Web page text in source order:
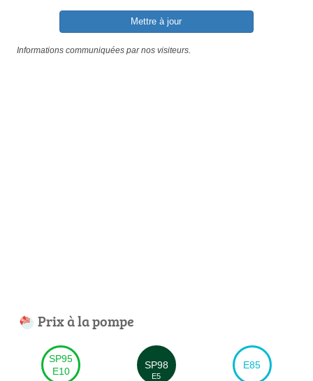
Mettre à jour
Informations communiquées par nos visiteurs.
Prix à la pompe
SP95
E10
SP98
E5
E85